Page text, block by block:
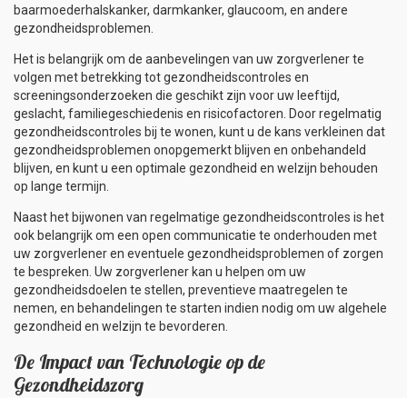
baarmoederhalskanker, darmkanker, glaucoom, en andere
gezondheidsproblemen.
Het is belangrijk om de aanbevelingen van uw zorgverlener te
volgen met betrekking tot gezondheidscontroles en
screeningsonderzoeken die geschikt zijn voor uw leeftijd,
geslacht, familiegeschiedenis en risicofactoren. Door regelmatig
gezondheidscontroles bij te wonen, kunt u de kans verkleinen dat
gezondheidsproblemen onopgemerkt blijven en onbehandeld
blijven, en kunt u een optimale gezondheid en welzijn behouden
op lange termijn.
Naast het bijwonen van regelmatige gezondheidscontroles is het
ook belangrijk om een open communicatie te onderhouden met
uw zorgverlener en eventuele gezondheidsproblemen of zorgen
te bespreken. Uw zorgverlener kan u helpen om uw
gezondheidsdoelen te stellen, preventieve maatregelen te
nemen, en behandelingen te starten indien nodig om uw algehele
gezondheid en welzijn te bevorderen.
De Impact van Technologie op de
Gezondheidszorg